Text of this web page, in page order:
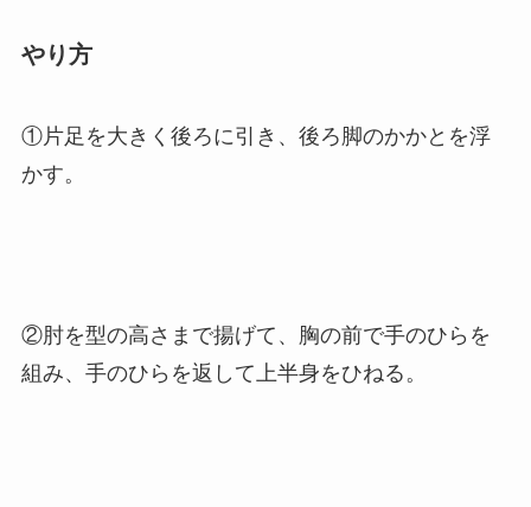
やり方
①片足を大きく後ろに引き、後ろ脚のかかとを浮
かす。
②肘を型の高さまで揚げて、胸の前で手のひらを
組み、手のひらを返して上半身をひねる。